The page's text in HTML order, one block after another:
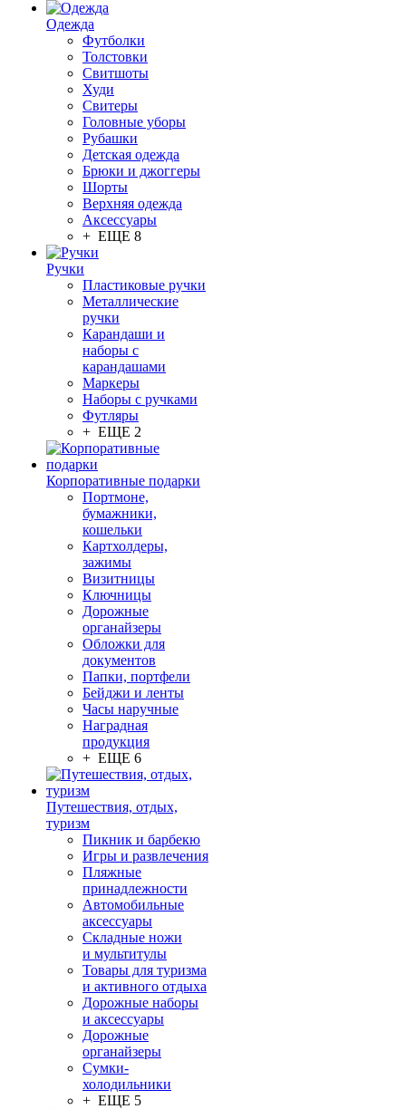
Одежда
Футболки
Толстовки
Свитшоты
Худи
Свитеры
Головные уборы
Рубашки
Детская одежда
Брюки и джоггеры
Шорты
Верхняя одежда
Аксессуары
+ ЕЩЕ 8
Ручки
Пластиковые ручки
Металлические
ручки
Карандаши и
наборы с
карандашами
Маркеры
Наборы с ручками
Футляры
+ ЕЩЕ 2
Корпоративные подарки
Портмоне,
бумажники,
кошельки
Картхолдеры,
зажимы
Визитницы
Ключницы
Дорожные
органайзеры
Обложки для
документов
Папки, портфели
Бейджи и ленты
Часы наручные
Наградная
продукция
+ ЕЩЕ 6
Путешествия, отдых,
туризм
Пикник и барбекю
Игры и развлечения
Пляжные
принадлежности
Автомобильные
аксессуары
Складные ножи
и мультитулы
Товары для туризма
и активного отдыха
Дорожные наборы
и аксессуары
Дорожные
органайзеры
Сумки-
холодильники
+ ЕЩЕ 5